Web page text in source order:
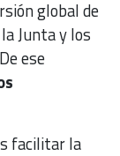
global de
Junta y los
ese
facilitar la